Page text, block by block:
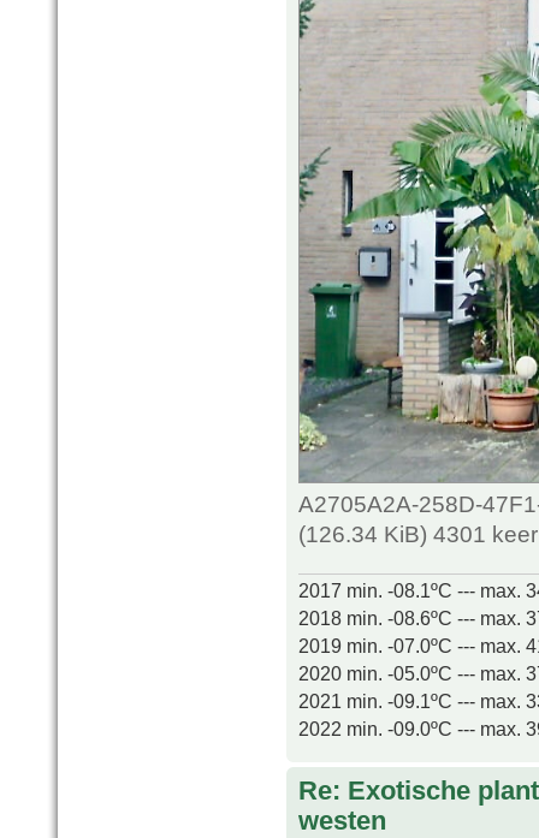
A2705A2A-258D-
(126.34 KiB) 4301
2017 min. -08.1ºC --- max.
2018 min. -08.6ºC --- max.
2019 min. -07.0ºC --- max.
2020 min. -05.0ºC --- max.
2021 min. -09.1ºC --- max.
2022 min. -09.0ºC --- max.
Re: Exotische
westen